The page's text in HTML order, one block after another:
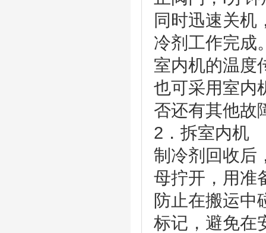
同时迅速关机
冷剂工作完成
室内机的温
也可采用室内
否还有其他
2．拆室
制冷剂回收后
母拧开，用准
防止在搬运中
标记，避免在